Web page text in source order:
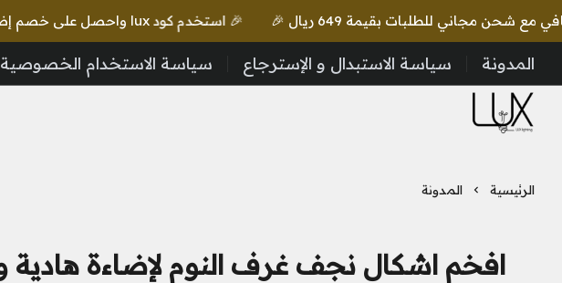
🎉 استخدم كود lux واحصل على خصم إضافي مع شحن مجاني للطلبات بقيمة 649 ريال 🎉
المدونة سياسة الاستبدال و الإسترجاع سياسة الاستخدام الخصوصية
LUX Lighting
الرئيسية المدونة